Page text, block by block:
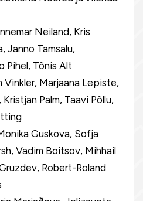
Neiland, Kris
Janno Tamsalu,
Pihel, Tõnis Alt
Vinkler, Marjaana Lepiste,
Palm, Taavi Põllu,
Guskova, Sofja
Vadim Boitsov, Mihhail
Robert-Roland